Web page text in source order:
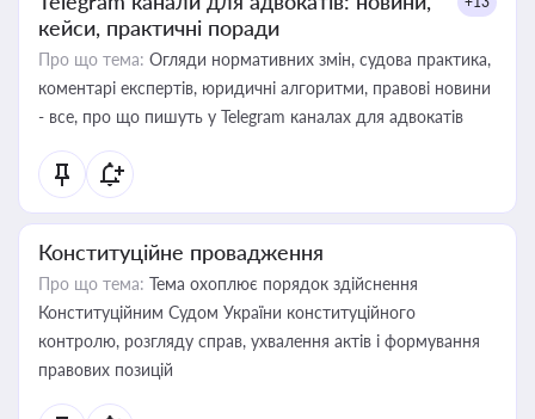
кейси, практичні поради
Про що тема: Огляди нормативних змін, судова практика,
коментарі експертів, юридичні алгоритми, правові новини
- все, про що пишуть у Telegram каналах для адвокатів
Конституційне провадження
Про що тема: Тема охоплює порядок здійснення
Конституційним Судом України конституційного
контролю, розгляду справ, ухвалення актів і формування
правових позицій